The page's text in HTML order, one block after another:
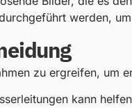
werden,
zu ergreifen, um
kann